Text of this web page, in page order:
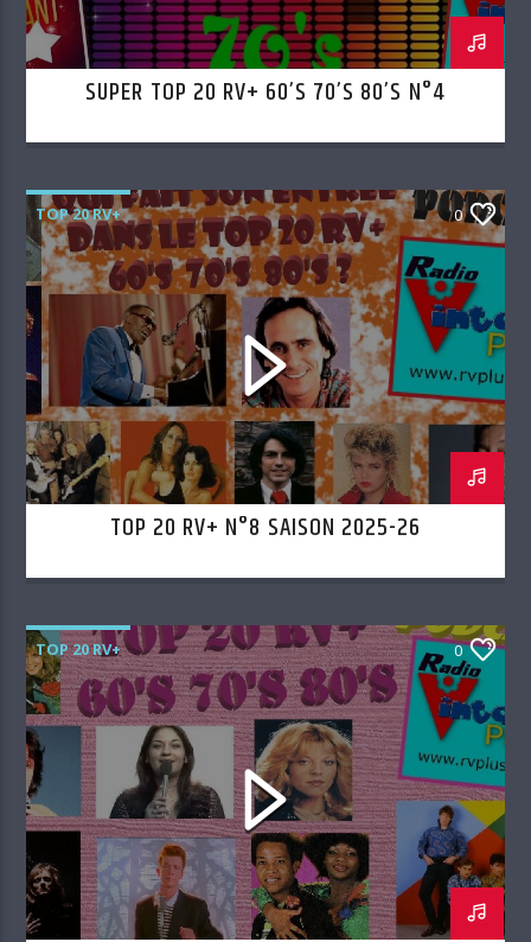
SUPER TOP 20 RV+ 60’S 70’S 80’S N°4
TOP 20 RV+ 0
TOP 20 RV+ N°8 SAISON 2025-26
TOP 20 RV+ 0